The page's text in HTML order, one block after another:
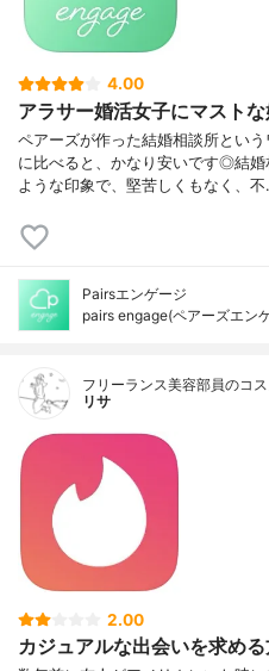
4.00
アラサー婚活女子にマスト
ペアーズが作った結婚相談所とい
に比べると、かなり安いです◎結
ような印象で、堅苦しくもなく、
Pairsエンゲージ
pairs engage(ペアーズエン
フリーランス美容部員のコ
リサ
2.00
カジュアルな出会いを求め